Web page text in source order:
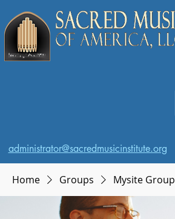
administrator@sacredmusicinstitute.org
Home Groups Mysite Group